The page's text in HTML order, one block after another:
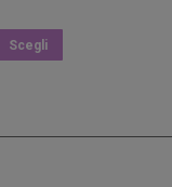
Scegli